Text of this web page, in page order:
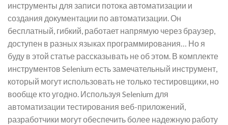
инструменты для записи потока автоматизации и
создания документации по автоматизации. Он
бесплатный, гибкий, работает напрямую через браузер,
доступен в разных языках программирования… Но я
буду в этой статье рассказывать не об этом. В комплекте
инструментов Selenium есть замечательный инструмент,
который могут использовать не только тестировщики, но
вообще кто угодно. Используя Selenium для
автоматизации тестирования веб-приложений,
разработчики могут обеспечить более надежную работу